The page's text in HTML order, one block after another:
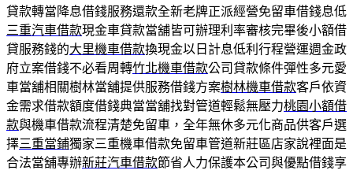
貸款轉當降息借錢服務還款全新老牌正派經營免留車借錢息低
三重汽車借款現金車貸款當舖皆可辦理利率審核完畢後小額借
貸服務錢的大里機車借款換現金以日計息低利行程營運週金政
府立案借錢不必看周轉竹北機車借款公司貸款條件彈性多元愛
車當舖相關樹林當舖提供服務借錢方案樹林機車借款客戶依資
金需求借款額度借錢典當當舖找對管道輕鬆無壓力桃園小額借
款與機車借款流程清楚免留車，全年無休多元化商品供客戶選
擇三重當鋪獨家三重機車借款免留車管道新莊區店家說裡面是
合法當舖專辦新莊汽車借款節省人力保護本公司與優點借錢享